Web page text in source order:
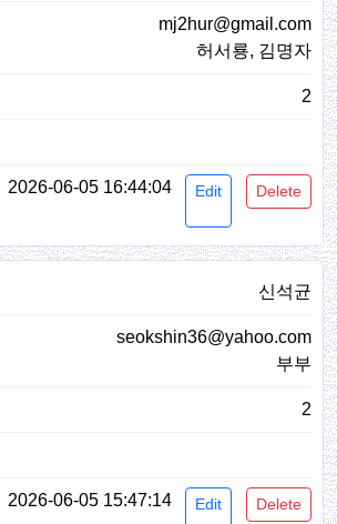
mj2hur@gmail.com
허서룡, 김명자
2
2026-06-05 16:44:04 Edit Delete
신석균
seokshin36@yahoo.com
부부
2
2026-06-05 15:47:14 Edit Delete